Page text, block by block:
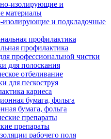
изолирующие и подкладочные
профилактика
профессиональной чистки
для полоскания
отбеливание
для пескоструя
кариеса
бумага, фольга
препараты